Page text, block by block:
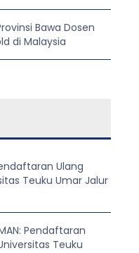
Bawa Dosen
di Malaysia
Ulang
Teuku Umar Jalur
Pendaftaran
Teuku